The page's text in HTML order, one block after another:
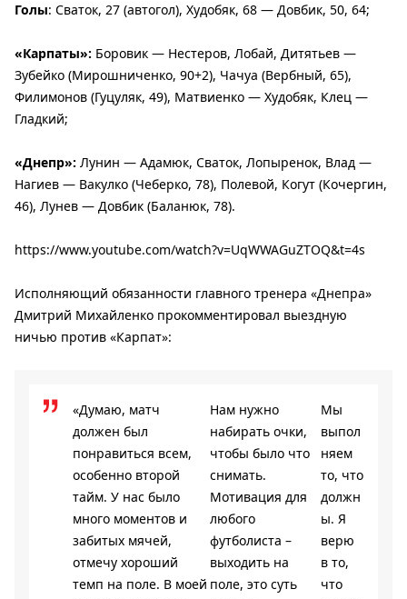
Голы: Сваток, 27 (автогол), Худобяк, 68 — Довбик, 50, 64;
«Карпаты»: Боровик — Нестеров, Лобай, Дитятьев —
Зубейко (Мирошниченко, 90+2), Чачуа (Вербный, 65),
Филимонов (Гуцуляк, 49), Матвиенко — Худобяк, Клец —
Гладкий;
«Днепр»: Лунин — Адамюк, Сваток, Лопыренок, Влад —
Нагиев — Вакулко (Чеберко, 78), Полевой, Когут (Кочергин,
46), Лунев — Довбик (Баланюк, 78).
https://www.youtube.com/watch?v=UqWWAGuZTOQ&t=4s
Исполняющий обязанности главного тренера «Днепра»
Дмитрий Михайленко прокомментировал выездную
ничью против «Карпат»:
«Думаю, матч
должен был
понравиться всем,
особенно второй
тайм. У нас было
много моментов и
забитых мячей,
отмечу хороший
темп на поле. В моей
Нам нужно
набирать очки,
чтобы было что
снимать.
Мотивация для
любого
футболиста –
выходить на
поле, это суть
Мы
выпол
няем
то, что
должн
ы. Я
верю
в то,
что